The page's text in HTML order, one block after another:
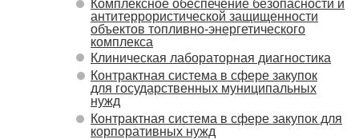
Клиническая лабораторная диагностика
Комплексное обеспечение безопасности и
антитеррористической защищенности
объектов топливно-энергетического
комплекса
Контрактная система в сфере закупок
для государственных муниципальных
нужд
Контрактная система в сфере закупок для
корпоративных нужд